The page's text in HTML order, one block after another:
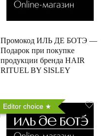
Промокод ИЛЬ ДЕ БОТЭ —
Подарок при покупке
продукции бренда HAIR
RITUEL BY SISLEY
Editor choice